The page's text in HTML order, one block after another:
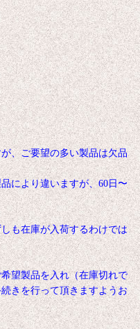
、ご要望の多い製品は欠品
により違いますが、60日〜
も在庫が入荷するわけでは
望製品を入れ（在庫切れで
きを行って頂きますようお
す。